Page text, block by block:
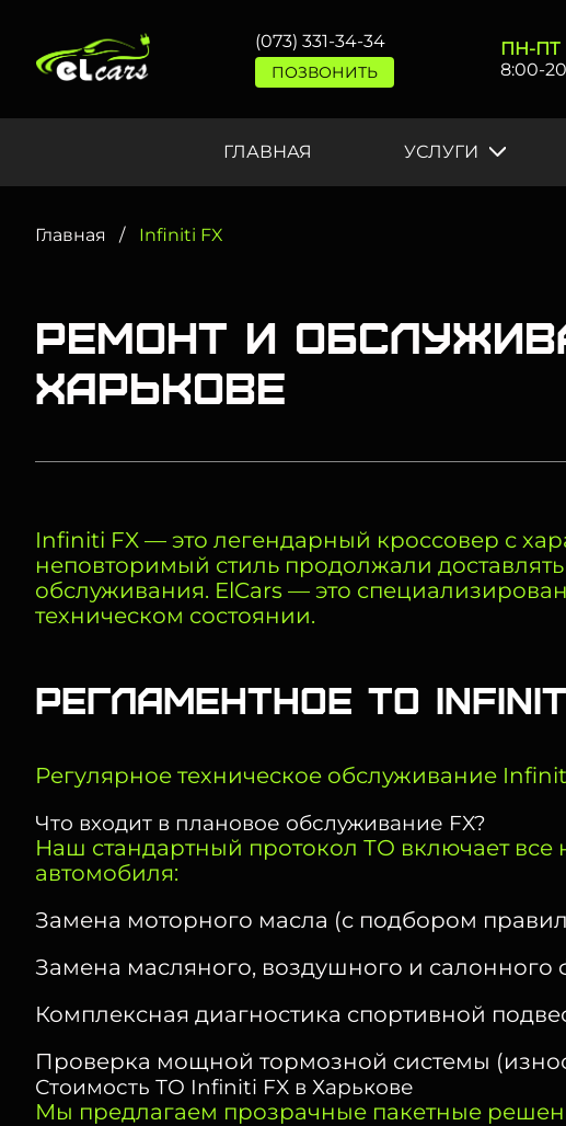
(073) 331-34-34
ПОЗВОНИТЬ
ПН-ПТ
8:00-
ГЛАВНАЯ УСЛУГИ
Главная Infiniti FX
Ремонт и
Харькове
Infiniti FX — это легендарный кроссовер с
неповторимый стиль продолжали
обслуживания. ElCars — это
техническом состоянии.
Регламентное ТО
Регулярное техническое обслуживание
Что входит в плановое обслуживание FX?
Наш стандартный протокол ТО включает
автомобиля:
Замена моторного масла (с подбором
Замена масляного, воздушного и салонного
Комплексная диагностика спортивной
Проверка мощной тормозной системы
Стоимость ТО Infiniti FX в Харькове
Мы предлагаем прозрачные пакетные